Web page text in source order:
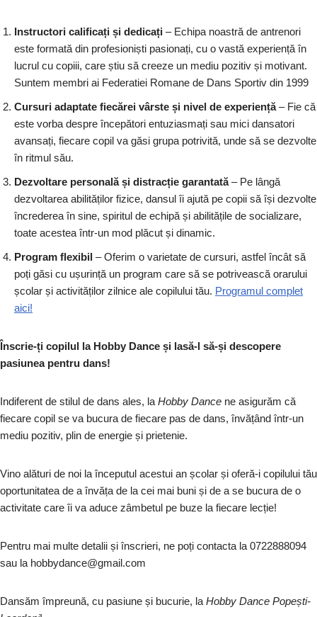
Instructori calificați și dedicați – Echipa noastră de antrenori
este formată din profesioniști pasionați, cu o vastă experiență în
lucrul cu copiii, care știu să creeze un mediu pozitiv și motivant.
Suntem membri ai Federatiei Romane de Dans Sportiv din 1999
Cursuri adaptate fiecărei vârste și nivel de experiență– Fie că
este vorba despre începători entuziasmați sau mici dansatori
avansați, fiecare copil va găsi grupa potrivită, unde să se dezvolte
în ritmul său.
Dezvoltare personală și distracție garantată– Pe lângă
dezvoltarea abilităților fizice, dansul îi ajută pe copii să își dezvolte
încrederea în sine, spiritul de echipă și abilitățile de socializare,
toate acestea într-un mod plăcut și dinamic.
Program flexibil – Oferim o varietate de cursuri, astfel încât să
poți găsi cu ușurință un program care să se potrivească orarului
școlar și activităților zilnice ale copilului tău. Programul complet
aici!
Înscrie-ți copilul la Hobby Dance și lasă-l să-și descopere
pasiunea pentru dans!
Indiferent de stilul de dans ales, la Hobby Dance ne asigurăm că
fiecare copil se va bucura de fiecare pas de dans, învățând într-un
mediu pozitiv, plin de energie și prietenie.
Vino alături de noi la începutul acestui an școlar și oferă-i copilului tău
oportunitatea de a învăța de la cei mai buni și de a se bucura de o
activitate care îi va aduce zâmbetul pe buze la fiecare lecție!
Pentru mai multe detalii și înscrieri, ne poți contacta la 0722888094
sau la hobbydance@gmail.com
Dansăm împreună, cu pasiune și bucurie, la Hobby Dance Popești-